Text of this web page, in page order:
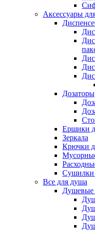
Аксессуары
Дозаторы
Ершики
Зеркала
Крючки
Сушилки
Все для душа
Душевые